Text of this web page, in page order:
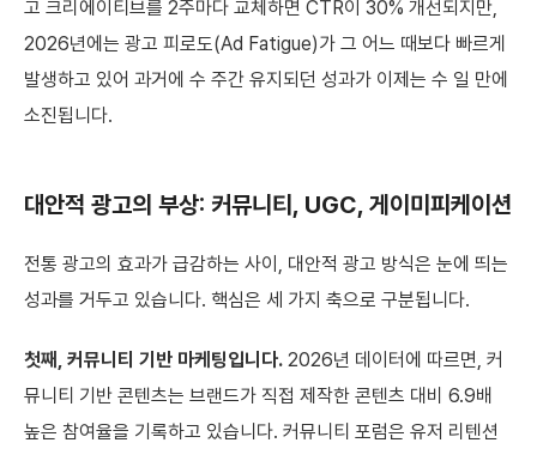
고 크리에이티브를 2주마다 교체하면 CTR이 30% 개선되지만,
2026년에는 광고 피로도(Ad Fatigue)가 그 어느 때보다 빠르게
발생하고 있어 과거에 수 주간 유지되던 성과가 이제는 수 일 만에
소진됩니다.
대안적 광고의 부상: 커뮤니티, UGC, 게이미피케이션
전통 광고의 효과가 급감하는 사이, 대안적 광고 방식은 눈에 띄는
성과를 거두고 있습니다. 핵심은 세 가지 축으로 구분됩니다.
첫째, 커뮤니티 기반 마케팅입니다. 2026년 데이터에 따르면, 커
뮤니티 기반 콘텐츠는 브랜드가 직접 제작한 콘텐츠 대비 6.9배
높은 참여율을 기록하고 있습니다. 커뮤니티 포럼은 유저 리텐션